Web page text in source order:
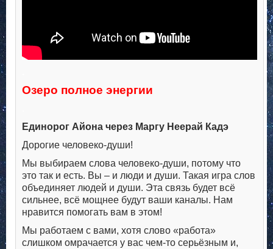
Озеро полное энергии
Единорог Айона через Маргу Неерай Кадэ
Дорогие человеко-души!
Мы выбираем слова человеко-души, потому что
это так и есть. Вы – и люди и души. Такая игра слов
объединяет людей и души. Эта связь будет всё
сильнее, всё мощнее будут ваши каналы. Нам
нравится помогать вам в этом!
Мы работаем с вами, хотя слово «работа»
слишком омрачается у вас чем-то серьёзным и,